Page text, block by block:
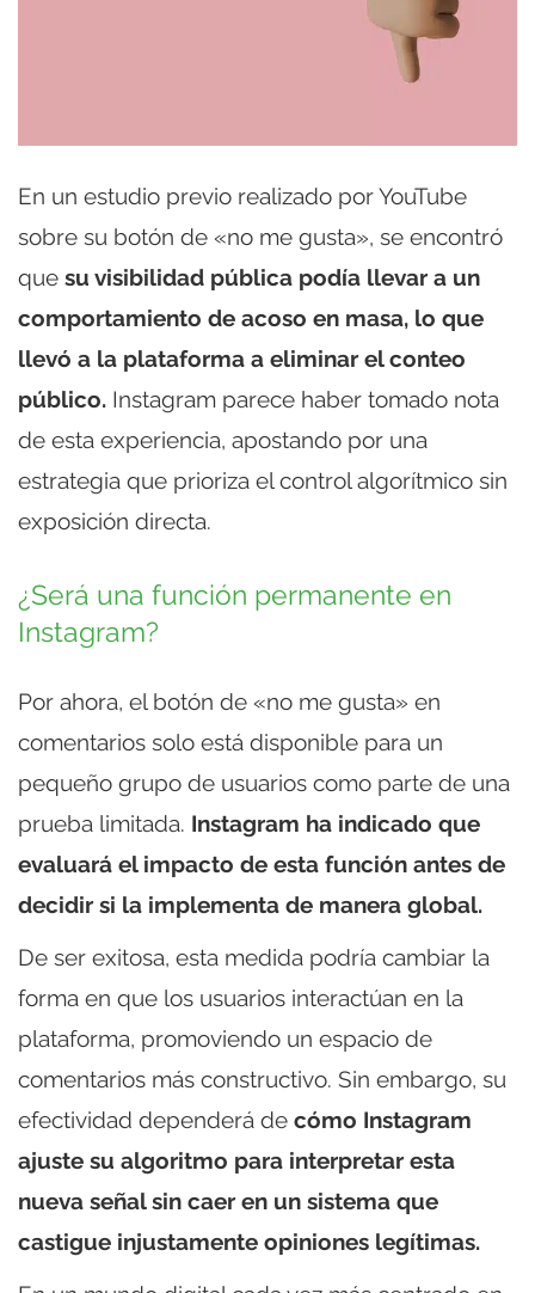
En un estudio previo realizado por YouTube
sobre su botón de «no me gusta», se encontró
que su visibilidad pública podía llevar a un
comportamiento de acoso en masa, lo que
llevó a la plataforma a eliminar el conteo
público. Instagram parece haber tomado nota
de esta experiencia, apostando por una
estrategia que prioriza el control algorítmico sin
exposición directa.
¿Será una función permanente en
Instagram?
Por ahora, el botón de «no me gusta» en
comentarios solo está disponible para un
pequeño grupo de usuarios como parte de una
prueba limitada. Instagram ha indicado que
evaluará el impacto de esta función antes de
decidir si la implementa de manera global.
De ser exitosa, esta medida podría cambiar la
forma en que los usuarios interactúan en la
plataforma, promoviendo un espacio de
comentarios más constructivo. Sin embargo, su
efectividad dependerá de cómo Instagram
ajuste su algoritmo para interpretar esta
nueva señal sin caer en un sistema que
castigue injustamente opiniones legítimas.